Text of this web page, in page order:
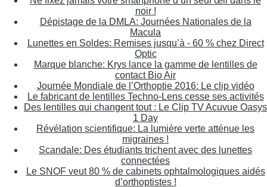
noir !
Dépistage de la DMLA: Journées Nationales de la
Macula
Lunettes en Soldes: Remises jusqu’à - 60 % chez Direct
Optic
Marque blanche: Krys lance la gamme de lentilles de
contact Bio Air
Journée Mondiale de l’Orthoptie 2016: Le clip vidéo
Le fabricant de lentilles Techno-Lens cesse ses activités
Des lentilles qui changent tout : Le Clip TV Acuvue Oasys
1 Day
Révélation scientifique: La lumière verte atténue les
migraines !
Scandale: Des étudiants trichent avec des lunettes
connectées
Le SNOF veut 80 % de cabinets ophtalmologiques aidés
d’orthoptistes !